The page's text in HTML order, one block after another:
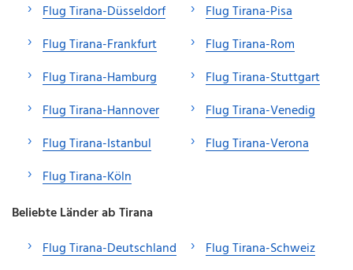
Flug Tirana-Düsseldorf
Flug Tirana-Frankfurt
Flug Tirana-Hamburg
Flug Tirana-Hannover
Flug Tirana-Istanbul
Flug Tirana-Köln
Flug Tirana-Pisa
Flug Tirana-Rom
Flug Tirana-Stuttgart
Flug Tirana-Venedig
Flug Tirana-Verona
Beliebte Länder ab Tirana
Flug Tirana-Deutschland
Flug Tirana-Schweiz